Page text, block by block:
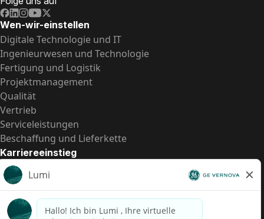
Wen-wir-einstellen
Digitale Technologie und IT
Ingenieurwesen und Technologie
Fertigung und Logistik
Projektmanagement
Qualität
Vertrieb
Serviceleistungen
Beschaffung und Lieferkette
Karriereeinstieg
Praktika
Einstiegspositionen
Alle Möglichkeiten
Schnelle Links